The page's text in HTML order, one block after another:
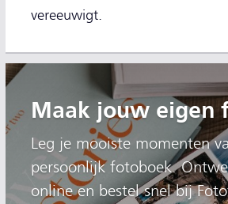
vereeuwigt.
Maak jouw eigen
Leg je mooiste momenten
persoonlijk fotoboek.
online en bestel snel bij